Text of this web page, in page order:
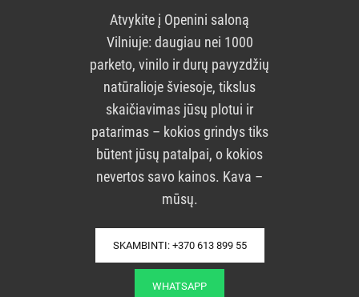
Atvykite į Openini saloną
Vilniuje: daugiau nei 1000
parketo, vinilo ir durų pavyzdžių
natūralioje šviesoje, tikslus
skaičiavimas jūsų plotui ir
patarimas – kokios grindys tiks
būtent jūsų patalpai, o kokios
nevertos savo kainos. Kava –
mūsų.
SKAMBINTI: +370 613 899 55
WHATSAPP